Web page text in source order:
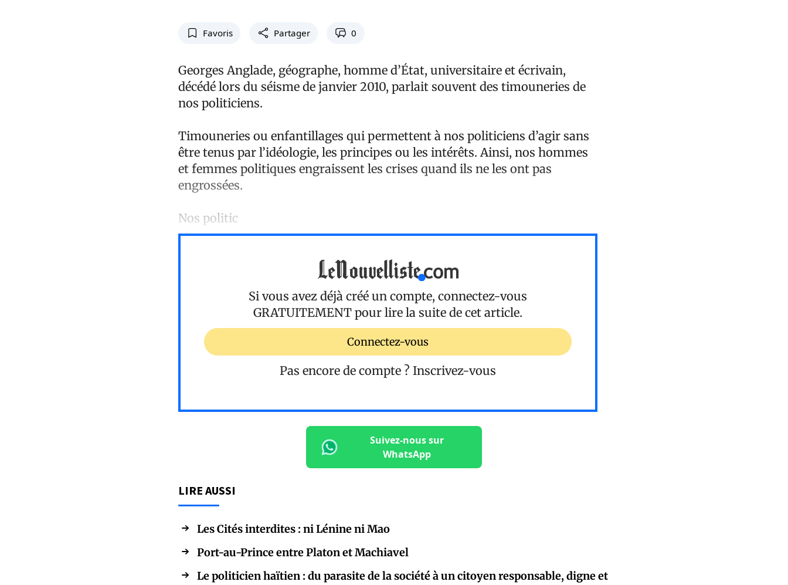
Favoris Partager 0
Georges Anglade, géographe, homme d’État, universitaire et écrivain,
décédé lors du séisme de janvier 2010, parlait souvent des timouneries de
nos politiciens.
Timouneries ou enfantillages qui permettent à nos politiciens d’agir sans
être tenus par l’idéologie, les principes ou les intérêts. Ainsi, nos hommes
et femmes politiques engraissent les crises quand ils ne les ont pas
engrossées.
Nos politic
Si vous avez déjà créé un compte, connectez-vous
GRATUITEMENT pour lire la suite de cet article.
Connectez-vous
Pas encore de compte ? Inscrivez-vous
Suivez-nous sur
WhatsApp
LIRE AUSSI
Les Cités interdites : ni Lénine ni Mao
Port-au-Prince entre Platon et Machiavel
Le politicien haïtien : du parasite de la société à un citoyen responsable, digne et